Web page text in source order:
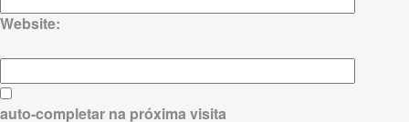
Website:
auto-completar na próxima visita